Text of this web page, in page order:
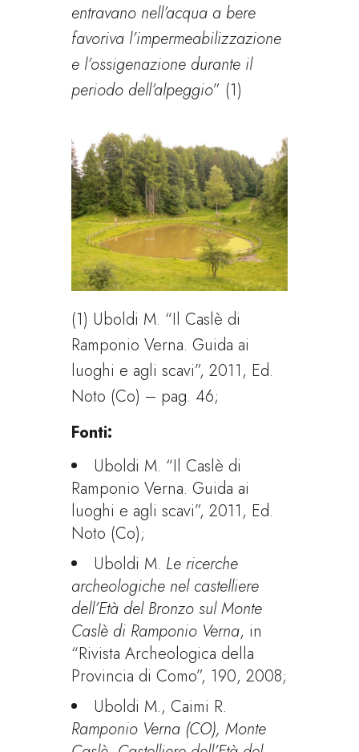
entravano nell’acqua a bere
favoriva l’impermeabilizzazione
e l’ossigenazione durante il
periodo dell’alpeggio” (1)
(1) Uboldi M. “Il Caslè di
Ramponio Verna. Guida ai
luoghi e agli scavi”, 2011, Ed.
Noto (Co) – pag. 46;
Fonti:
Uboldi M. “Il Caslè di
Ramponio Verna. Guida ai
luoghi e agli scavi”, 2011, Ed.
Noto (Co);
Uboldi M. Le ricerche
archeologiche nel castelliere
dell’Età del Bronzo sul Monte
Caslè di Ramponio Verna, in
“Rivista Archeologica della
Provincia di Como”, 190, 2008;
Uboldi M., Caimi R.
Ramponio Verna (CO), Monte